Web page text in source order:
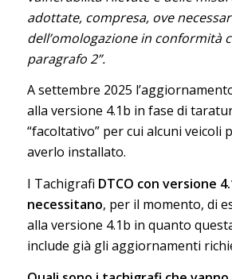
adottate, compresa, ove
dell’omologazione in conformità
paragrafo 2”.
A settembre 2025
alla versione 4.1b in fase di
“facoltativo” per cui alcuni veicoli
averlo installato.
I Tachigrafi DTCO con versione
necessitano, per il momento, di
alla versione 4.1b in quanto
include già gli aggiornamenti